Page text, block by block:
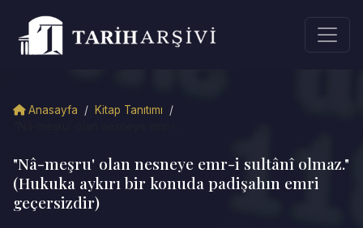
Anasayfa / Kitap Tanıtımı
/
"Nâ-meşru' olan nesneye emr-i sultânî olmaz."
(Hukuka aykırı bir konuda padişahın emri
geçersizdir)